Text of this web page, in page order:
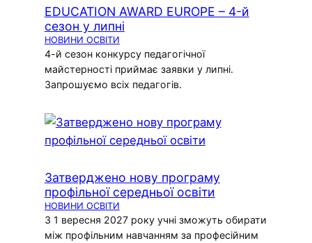
EDUCATION AWARD EUROPE – 4-й
сезон у липні
НОВИНИ ОСВІТИ
4-й сезон конкурсу педагогічної
майстерності приймає заявки у липні.
Запрошуємо всіх педагогів.
Затверджено нову програму
профільної середньої освіти
НОВИНИ ОСВІТИ
З 1 вересня 2027 року учні зможуть обирати
між профільним навчанням за професійним